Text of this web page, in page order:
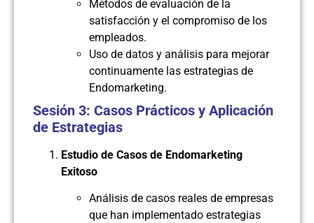
Métodos de evaluación de la
satisfacción y el compromiso de los
empleados.
Uso de datos y análisis para mejorar
continuamente las estrategias de
Endomarketing.
Sesión 3: Casos Prácticos y Aplicación
de Estrategias
Estudio de Casos de Endomarketing
Exitoso
Análisis de casos reales de empresas
que han implementado estrategias